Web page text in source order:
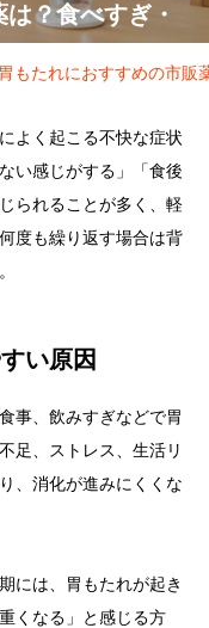
？食べすぎ・
胃もたれにおすすめの市販
よく起こる不快な症状
い感じがする」「食後
られることが多く、軽
度も繰り返す場合は背
い原因
事、飲みすぎなどで胃
足、ストレス、生活リ
、消化が進みにくくな
には、胃もたれが起き
くなる」と感じる方